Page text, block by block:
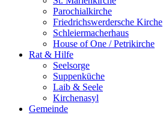
Parochialkirche
Friedrichswerdersche Kirche
Schleiermacherhaus
House of One / Petrikirche
Rat & Hilfe
Seelsorge
Suppenküche
Laib & Seele
Kirchenasyl
Gemeinde